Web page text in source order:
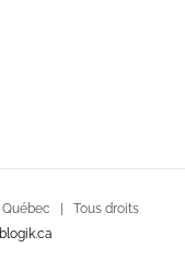
| Tous droits